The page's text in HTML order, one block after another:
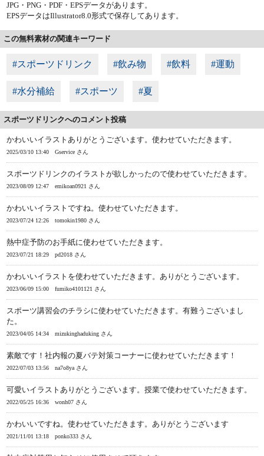
JPG・PNG・PDF・EPSデータがあります。
EPSデータはIllustrator8.0形式で保存してあります。
この無料素材の関連キーワード
#スポーツドリンク #飲み物 #飲料 #運動
#水分補給 #スポーツ #夏
スポーツドリンクへのコメント投稿
かわいいイラストありがとうございます。使わせていただきます。
2025/03/10 13:40 Gservice さん
スポーツドリンクのイラストが欲しかったので使わせていただきます。
2023/08/09 12:47 emikoan0921 さん
かわいいイラストですね。使わせていただきます。
2023/07/24 12:26 tomokin1980 さん
熱中症予防のお手紙に使わせていただきます。
2023/07/21 18:29 pd2018 さん
かわいいイラストを使わせていただきます。ありがとうございます。
2023/06/09 15:00 fumiko4101121 さん
スポーツ講習会のチラシに使わせていただきます。有難うございまし
た。
2023/04/05 14:34 mizukinghaduking さん
素敵です！社内報の夏バテ対策コーナーに使わせていただきます！
2022/07/03 13:56 na7o8ya さん
可愛いイラストありがとうございます。授業で使わせていただきます。
2022/05/25 16:36 wonh07 さん
かわいいですね。使わせていただきます。ありがとうございます
2021/11/01 13:18 ponko333 さん